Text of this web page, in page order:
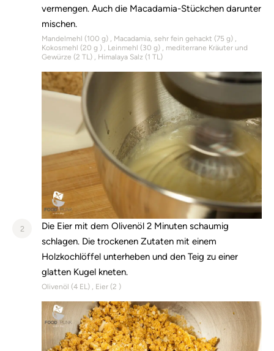
vermengen. Auch die Macadamia-Stückchen darunter
mischen.
Mandelmehl (100 g) Macadamia, sehr fein gehackt (75 g)
Kokosmehl (20 g ) Leinmehl (30 g)
mediterrane Kräuter und
Gewürze (2 TL) Himalaya Salz (1 TL)
2
Die Eier mit dem Olivenöl 2 Minuten schaumig
schlagen. Die trockenen Zutaten mit einem
Holzkochlöffel unterheben und den Teig zu einer
glatten Kugel kneten.
Olivenöl (4 EL) Eier (2 )